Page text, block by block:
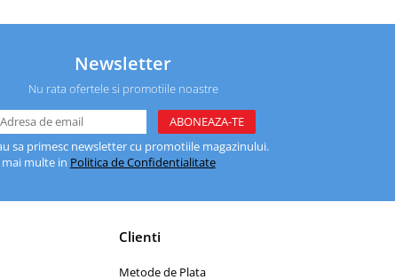
Newsletter
Nu rata ofertele si promotiile noastre
sa primesc newsletter cu promotiile magazinului.
multe in Politica de Confidentialitate
Clienti
Metode de Plata